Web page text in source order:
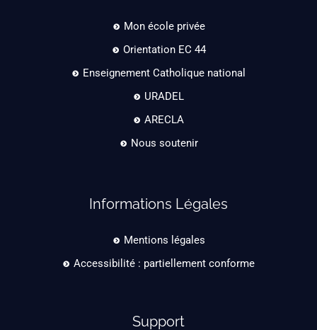
Mon école privée
Orientation EC 44
Enseignement Catholique national
URADEL
ARECLA
Nous soutenir
Informations Légales
Mentions légales
Accessibilité : partiellement conforme
Support